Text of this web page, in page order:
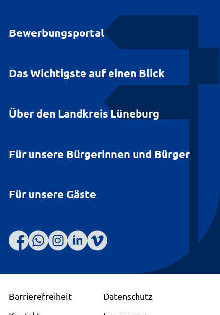
Bewerbungsportal
Das Wichtigste auf einen Blick
Über den Landkreis Lüneburg
Für unsere Bürgerinnen und Bürger
Für unsere Gäste
Barrierefreiheit
Datenschutz